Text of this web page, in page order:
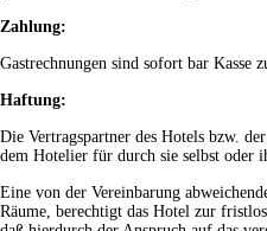
Zahlung:
Gastrechnungen sind sofort bar Kasse
Haftung:
Die Vertragspartner des Hotels bzw.
dem Hotelier für durch sie selbst oder
Eine von der Vereinbarung
Räume, berechtigt das Hotel zur